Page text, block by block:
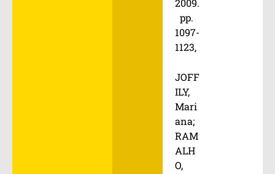
2009.
pp.
1097-
1123,
JOFF
ILY,
Mari
ana;
RAM
ALH
O,